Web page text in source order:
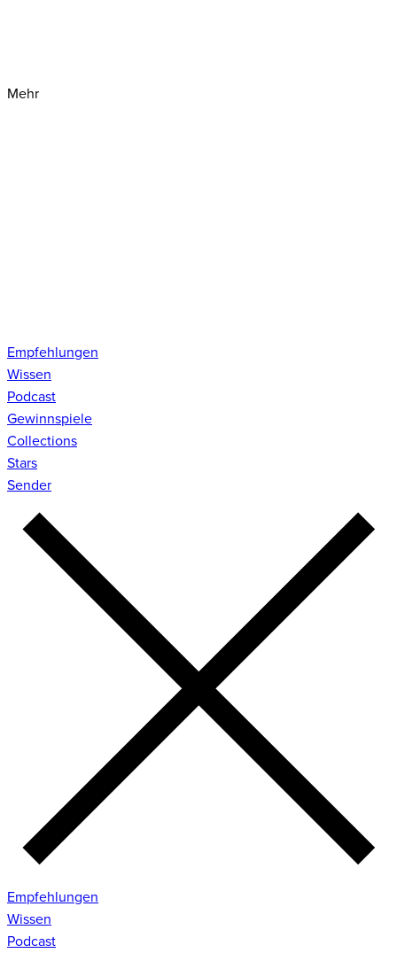
Mehr
Empfehlungen
Wissen
Podcast
Gewinnspiele
Collections
Stars
Sender
Empfehlungen
Wissen
Podcast